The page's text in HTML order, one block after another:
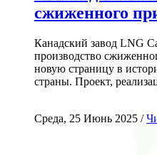
сжиженного
Канадский завод LNG
производство
новую страницу в
страны. Проект,
Среда, 25 Июнь 2025 /